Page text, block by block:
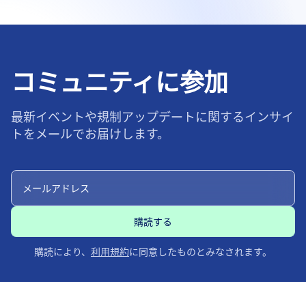
コミュニティに参加
最新イベントや規制アップデートに関するインサイ
トをメールでお届けします。
購読により、 利用規約に同意したものとみなされます。